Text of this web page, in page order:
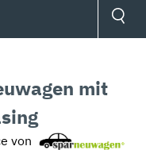
mit
von